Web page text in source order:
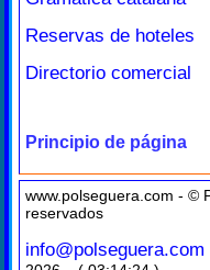
Reservas de hoteles
Directorio comercial
Principio de página
www.polseguera.com - ©
reservados
info@polseguera.com